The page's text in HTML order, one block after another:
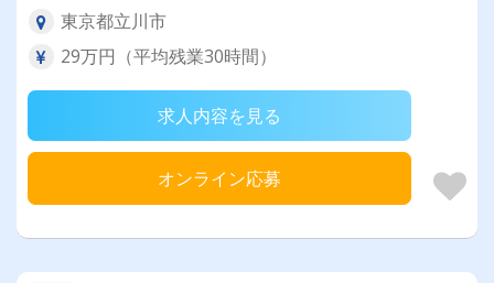
東京都立川市
29万円（平均残業30時間）
求人内容を見る
オンライン応募